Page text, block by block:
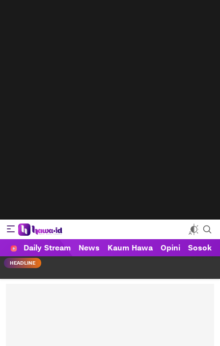
HAWA
Haluan Wanita Indonesia
Daily Stream News Kaum Hawa Opini Sosok
HEADLINE